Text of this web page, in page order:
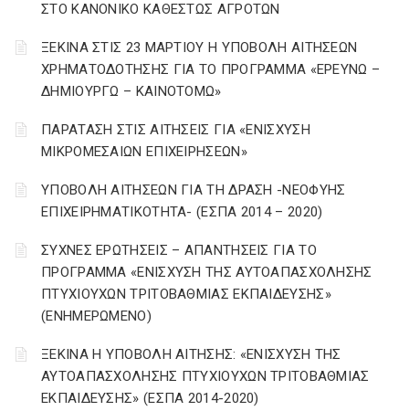
ΣΤΟ ΚΑΝΟΝΙΚΟ ΚΑΘΕΣΤΩΣ ΑΓΡΟΤΩΝ
ΞΕΚΙΝΑ ΣΤΙΣ 23 ΜΑΡΤΙΟΥ Η ΥΠΟΒΟΛΗ ΑΙΤΗΣΕΩΝ
ΧΡΗΜΑΤΟΔΟΤΗΣΗΣ ΓΙΑ ΤΟ ΠΡΟΓΡΑΜΜΑ «ΕΡΕΥΝΩ –
ΔΗΜΙΟΥΡΓΩ – ΚΑΙΝΟΤΟΜΩ»
ΠΑΡΑΤΑΣΗ ΣΤΙΣ ΑΙΤΗΣΕΙΣ ΓΙΑ «ΕΝΙΣΧΥΣΗ
ΜΙΚΡΟΜΕΣΑΙΩΝ ΕΠΙΧΕΙΡΗΣΕΩΝ»
ΥΠΟΒΟΛΗ ΑΙΤΗΣΕΩΝ ΓΙΑ ΤΗ ΔΡΑΣΗ -ΝΕΟΦΥΗΣ
ΕΠΙΧΕΙΡΗΜΑΤΙΚΟΤΗΤΑ- (ΕΣΠΑ 2014 – 2020)
ΣΥΧΝΕΣ ΕΡΩΤΗΣΕΙΣ – ΑΠΑΝΤΗΣΕΙΣ ΓΙΑ ΤΟ
ΠΡΟΓΡΑΜΜΑ «ΕΝΙΣΧΥΣΗ ΤΗΣ ΑΥΤΟΑΠΑΣΧΟΛΗΣΗΣ
ΠΤΥΧΙΟΥΧΩΝ ΤΡΙΤΟΒΑΘΜΙΑΣ ΕΚΠΑΙΔΕΥΣΗΣ»
(ΕΝΗΜΕΡΩΜΕΝΟ)
ΞΕΚΙΝΑ Η ΥΠΟΒΟΛΗ ΑΙΤΗΣΗΣ: «ΕΝΙΣΧΥΣΗ ΤΗΣ
ΑΥΤΟΑΠΑΣΧΟΛΗΣΗΣ ΠΤΥΧΙΟΥΧΩΝ ΤΡΙΤΟΒΑΘΜΙΑΣ
ΕΚΠΑΙΔΕΥΣΗΣ» (ΕΣΠΑ 2014-2020)